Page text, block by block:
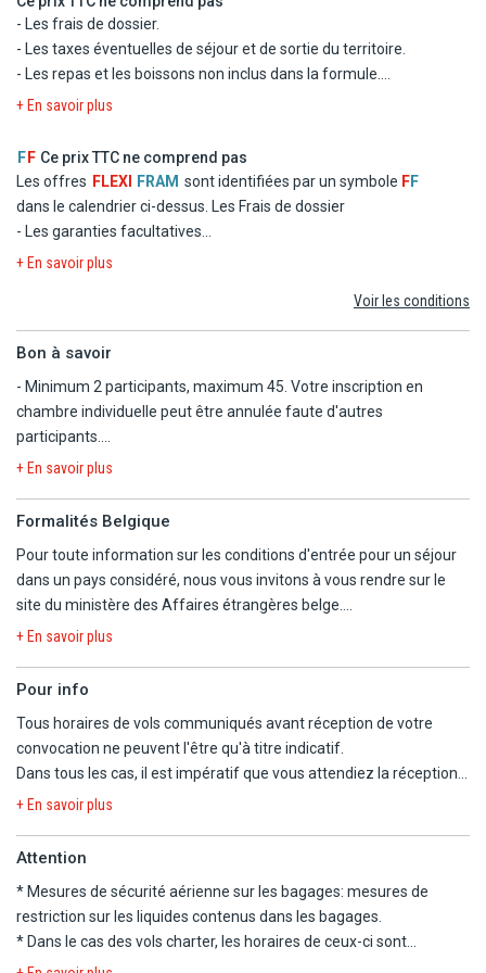
- Les taxes d'aéroport et de solidarité
- Le transfert
- Les frais de dossier.
- Les taxes éventuelles de séjour et de sortie du territoire.
- Les repas et les boissons non inclus dans la formule.
- Les dépenses d'ordre personnel
au programme.
- Les repas éventuels aux escales.
- Les garanties assistance, rapatriement, frais médicaux et
d'hospitalisation, assistance juridique et pénale.
+ En savoir plus
F F Ce prix TTC ne comprend pas
Les offres FLEXI FRAM sont identifiées par un symbole FF
dans le calendrier ci-dessus.
Les Frais de dossier
- Les garanties facultatives
- Les autres repas et les boissons
+ En savoir plus
Voir les conditions
Bon à savoir
- Minimum 2 participants, maximum 45. Votre inscription en
chambre individuelle peut être annulée faute d'autres
participants.
- Un guide accompagnateur francophone pour tout le circuit.
d'autres voyagistes.
pluie.
- Pour des raisons techniques ou climatique, le sens du circuit ou
l'organisation des visites peut être inversé ou modifié.
- Les kilométrages et les temps de trajet sont donnés à titre
- 2e jour : en cas d'impossibilité d'effectuer la balade en bateau
Pack pension complète en option (141€, 10 participants minimum)
à réserver à l'inscription comprenant :
- Le dîner folklorique à Vilnius le Jour 2.
- Le dîner à Tallinn le jour 5.
- Le dîner médiéval à Tallinn le jour 6.
+ En savoir plus
Formalités Belgique
Pour toute information sur les conditions d'entrée pour un séjour
dans un pays considéré, nous vous invitons à vous rendre sur le
site du ministère des Affaires étrangères belge.
https://diplomatie.belgium.be/fr/Services/voyager_a_letranger/
+ En savoir plus
Pour info
Tous horaires de vols communiqués avant réception de votre
convocation ne peuvent l'être qu'à titre indicatif.
Dans tous les cas, il est impératif que vous attendiez la réception
de la convocation comprenant les horaires définitifs avant
Nous ne pourrons être tenus responsables d'un changement
Nous vous informons que, pour ce séjour, les vols sont
susceptibles de faire l'objet d'une escale.
+ En savoir plus
Attention
* Mesures de sécurité aérienne sur les bagages: mesures de
restriction sur les liquides contenus dans les bagages
* Dans le cas des vols charter, les horaires de ceux-ci sont
déterminés dans les 48 heures précédant le départ. Les vols